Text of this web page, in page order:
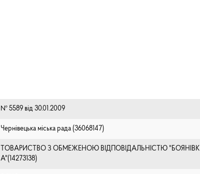
№ 5589 від 30.01.2009
Чернівецька міська рада (⁨36068147⁩)
ТОВАРИСТВО З ОБМЕЖЕНОЮ ВІДПОВІДАЛЬНІСТЮ "БОЯНІВК
А"(14273138)